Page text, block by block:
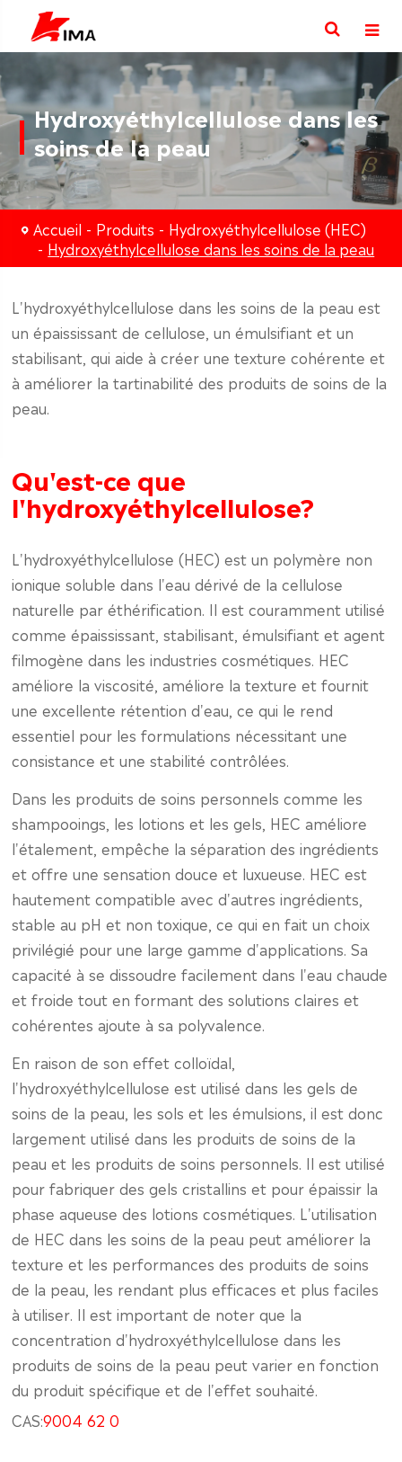
Hydroxyéthylcellulose dans les
soins de la peau
Accueil Produits
Hydroxyéthylcellulose (HEC)
Hydroxyéthylcellulose dans les soins de la peau
L'hydroxyéthylcellulose dans les soins de la peau est
un épaississant de cellulose, un émulsifiant et un
stabilisant, qui aide à créer une texture cohérente et
à améliorer la tartinabilité des produits de soins de la
peau.
Qu'est-ce que
l'hydroxyéthylcellulose?
L'hydroxyéthylcellulose (HEC) est un polymère non
ionique soluble dans l'eau dérivé de la cellulose
naturelle par éthérification. Il est couramment utilisé
comme épaississant, stabilisant, émulsifiant et agent
filmogène dans les industries cosmétiques. HEC
améliore la viscosité, améliore la texture et fournit
une excellente rétention d'eau, ce qui le rend
essentiel pour les formulations nécessitant une
consistance et une stabilité contrôlées.
Dans les produits de soins personnels comme les
shampooings, les lotions et les gels, HEC améliore
l'étalement, empêche la séparation des ingrédients
et offre une sensation douce et luxueuse. HEC est
hautement compatible avec d'autres ingrédients,
stable au pH et non toxique, ce qui en fait un choix
privilégié pour une large gamme d'applications. Sa
capacité à se dissoudre facilement dans l'eau chaude
et froide tout en formant des solutions claires et
cohérentes ajoute à sa polyvalence.
En raison de son effet colloïdal,
l'hydroxyéthylcellulose est utilisé dans les gels de
soins de la peau, les sols et les émulsions, il est donc
largement utilisé dans les produits de soins de la
peau et les produits de soins personnels. Il est utilisé
pour fabriquer des gels cristallins et pour épaissir la
phase aqueuse des lotions cosmétiques. L'utilisation
de HEC dans les soins de la peau peut améliorer la
texture et les performances des produits de soins
de la peau, les rendant plus efficaces et plus faciles
à utiliser. Il est important de noter que la
concentration d'hydroxyéthylcellulose dans les
produits de soins de la peau peut varier en fonction
du produit spécifique et de l'effet souhaité.
CAS:9004 62 0